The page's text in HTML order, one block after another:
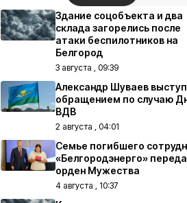
Здание соцобъекта и два
склада загорелись после
атаки беспилотников на
Белгород
3 августа , 09:39
Александр Шуваев
обращением по случаю
ВДВ
2 августа , 04:01
Семье погибшего
«Белгородэнерго»
орден Мужества
4 августа , 10:37